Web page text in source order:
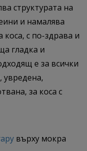
структурата на
и намалява
с по-здрава и
гладка и
е за всички
увредена,
за коса с
върху мокра